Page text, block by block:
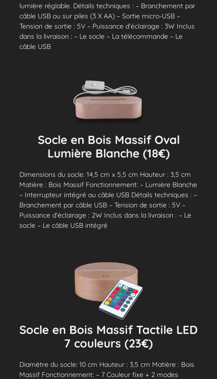
lumière réglable. Détails techniques : – Branchement par
câble USB ou sur piles (3 X AA) – Sortie micro-USB –
Tension de sortie : 5V – Puissance d’éclairage : 3W Inclus
dans la livraison : – Le socle – La télécommande – Le
câble USB
Socle en Bois Massif Oval
Lumière Blanche (18€)
Dimensions du socle: 14,5 cm x 5,5 cm Hauteur : 3,5 cm
Matière : Bois Massif Fonctionnement: – Lumière Blanche
– Interrupteur intégré au câble USB Détails techniques : –
Branchement par câble USB – Tension de sortie : 5V –
Puissance d’éclairage : 2W Inclus dans la livraison : – Le
socle – Le câble USB intégré
Socle en Bois Massif Tactile LED
7 couleurs (23€)
Diamètre du socle: 10 cm Hauteur : 3,5 cm Matière : Bois
Massif Fonctionnement: – 7 Couleur fixe + 2 modes